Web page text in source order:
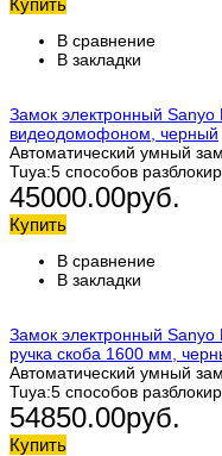
Купить
В сравнение
В закладки
Замок электронный
видеодомофоном, черный
Автоматический умный
Tuya:5 способов
45000.00руб.
Купить
В сравнение
В закладки
Замок электронный
ручка скоба 1600 мм,
Автоматический умный
Tuya:5 способов
54850.00руб.
Купить